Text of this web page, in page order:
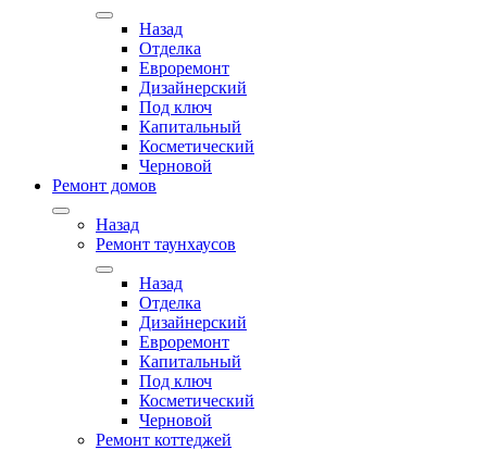
Назад
Отделка
Евроремонт
Дизайнерский
Под ключ
Капитальный
Косметический
Черновой
Ремонт домов
Назад
Ремонт таунхаусов
Назад
Отделка
Дизайнерский
Евроремонт
Капитальный
Под ключ
Косметический
Черновой
Ремонт коттеджей